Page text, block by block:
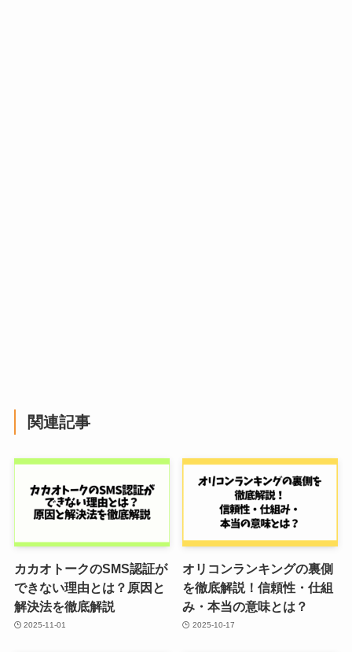
関連記事
カカオトークのSMS認証が
できない理由とは？原因と
解決法を徹底解説
2025-11-01
オリコンランキングの裏側
を徹底解説！信頼性・仕組
み・本当の意味とは？
2025-10-17